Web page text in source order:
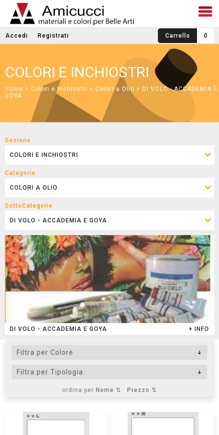
Carrello 0
Accedi Registrati
COLORI E INCHIOSTRI
Home > Colori e Inchiostri > Colori a Olio > DI VOLO - ACCADEMIA E
GOYA
Sezione
Categorie
SottoCategorie
DI VOLO - ACCADEMIA E GOYA + INFO
ordina per Nome ⇅ Prezzo ⇅